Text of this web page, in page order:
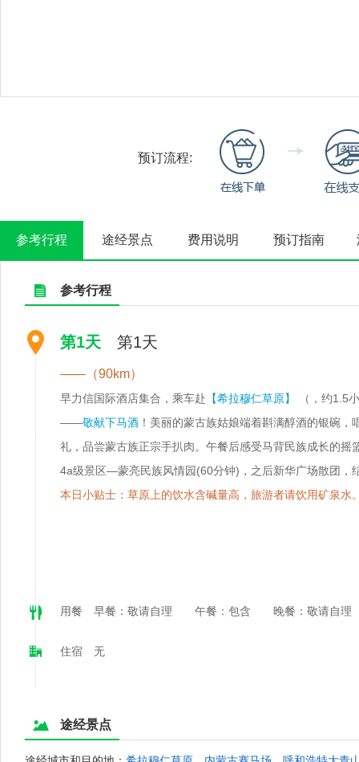
预订流程:
参考行程 途经景点 费用说明 预订指南
参考行程
第1天 第1天
——（90km）
早力信国际酒店集合，乘车赴 【希拉穆仁草原】
（，约1.5
——敬献下马酒 ！美丽的蒙古族姑娘端着斟满醇酒的银碗
礼，品尝蒙古族正宗手扒肉。午餐后感受马背民族成长的摇
4a级景区—蒙亮民族风情园(60分钟)，之后新华广场散团，
本日小贴士：草原上的饮水含碱量高，旅游者请饮用矿泉水
用餐 早餐：敬请自理 午餐：包含 晚餐：敬请自理
住宿 无
途经景点